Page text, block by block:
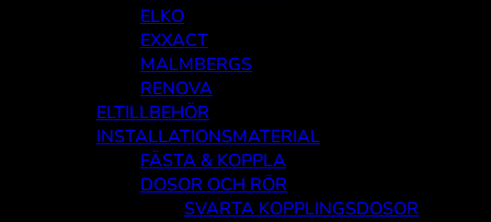
ELKO
EXXACT
MALMBERGS
RENOVA
ELTILLBEHÖR
INSTALLATIONSMATERIAL
FÄSTA & KOPPLA
DOSOR OCH RÖR
SVARTA KOPPLINGSDOSOR